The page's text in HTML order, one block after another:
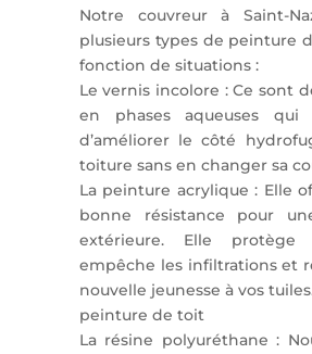
Notre couvreur à Saint-
plusieurs types de peinture
fonction de situations :
Le vernis incolore : Ce sont
en phases aqueuses qui
d’améliorer le côté
toiture sans en changer sa
La peinture acrylique : Elle
bonne résistance pour
extérieure. Elle
empêche les infiltrations et
nouvelle jeunesse à vos
peinture de toit
La résine polyuréthane :